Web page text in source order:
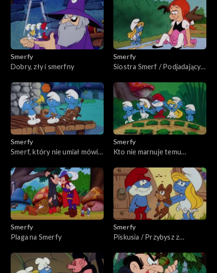
Smerfy
Dobry, zły i smerfny
Smerfy
Siostra Smerf / Podjadający
Smerfy
Smerf, który nie umiał mówić
Smerfy
Kto nie marnuje temu
rozterki
Smerfy
Plaga na Smerfy
Smerfy
Piskusia / Przybysz z